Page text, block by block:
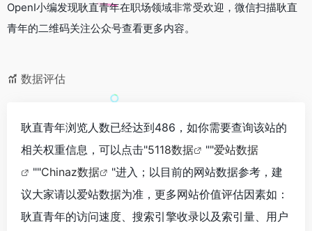
OpenI小编发现耿直青年在职场领域非常受欢迎，微信扫描耿直
青年的二维码关注公众号查看更多内容。
数据评估
耿直青年浏览人数已经达到486，如你需要查询该站的
相关权重信息，可以点击"5118数据 ""爱站数据
""Chinaz数据
"进入；以目前的网站数据参考，建
议大家请以爱站数据为准，更多网站价值评估因素如：
耿直青年的访问速度、搜索引擎收录以及索引量、用户